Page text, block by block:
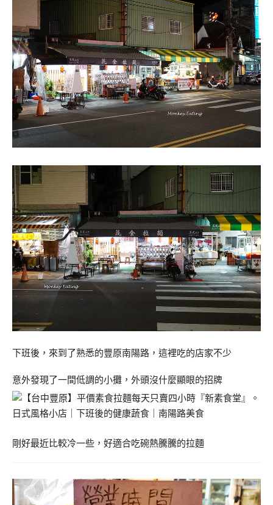
下班後，來到了熟悉的豐原南陽路，這裡吃的店家不少
意外發現了一間低調的小攤，外頭沒什麼顯眼的招牌
剛好最近比較冷一些，好適合吃碗熱騰騰的拉麵